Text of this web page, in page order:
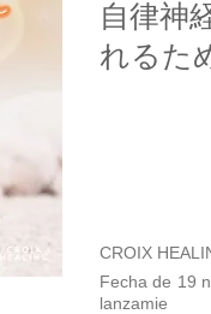
自律神
れるた
CROIX
19
Fecha de
lanzamie